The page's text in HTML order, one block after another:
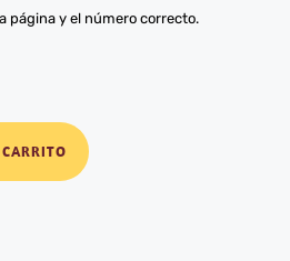
página y el número correcto.